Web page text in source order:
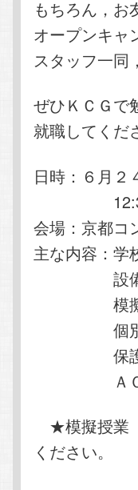
もちろん，お
オープンキャ
スタッフ一同
ぜひＫＣＧで
就職してくだ
日時：６月２
12:30受
会場：京都コ
主な内容：学
設備
模擬
個別相
保護者
ＡＯ入
★模擬授業
ください。
楽しい先